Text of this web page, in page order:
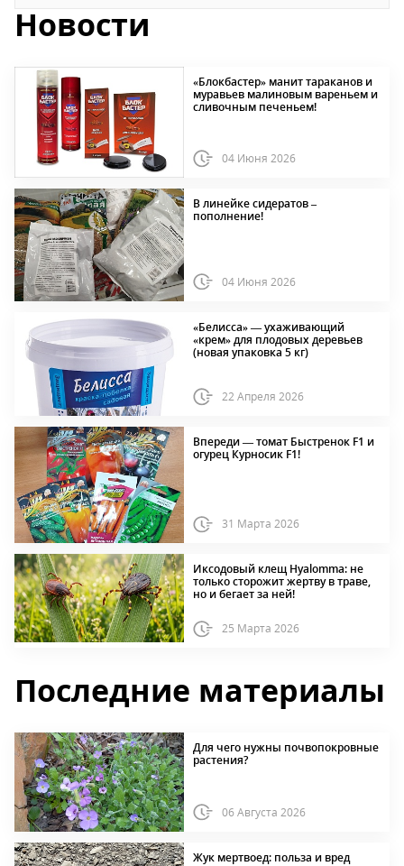
Новости
«Блокбастер» манит тараканов и
муравьев малиновым вареньем и
сливочным печеньем!
04 Июня 2026
В линейке сидератов –
пополнение!
04 Июня 2026
«Белисса» — ухаживающий
«крем» для плодовых деревьев
(новая упаковка 5 кг)
22 Апреля 2026
Впереди — томат Быстренок F1 и
огурец Курносик F1!
31 Марта 2026
Иксодовый клещ Hyalomma: не
только сторожит жертву в траве,
но и бегает за ней!
25 Марта 2026
Последние материалы
Для чего нужны почвопокровные
растения?
06 Августа 2026
Жук мертвоед: польза и вред